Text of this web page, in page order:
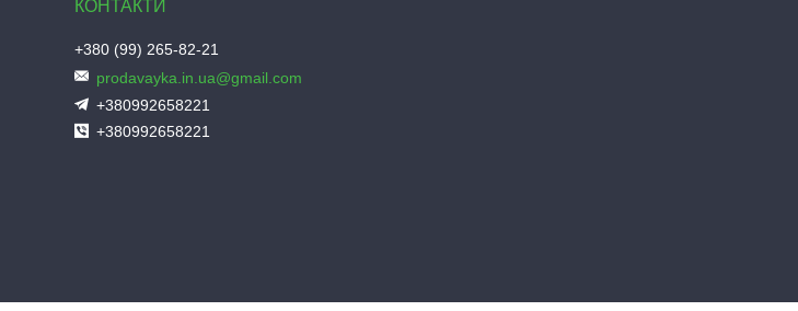
+380 (99) 265-82-21
prodavayka.in.ua@gmail.com
+380992658221
+380992658221